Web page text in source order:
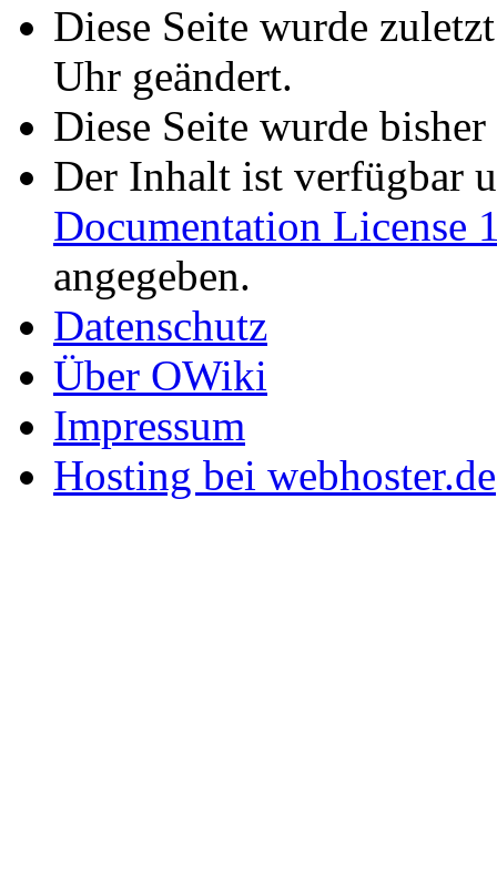
Diese Seite wurde
Uhr geändert.
Diese Seite wurde
Der Inhalt ist verfügbar
Documentation License
angegeben.
Datenschutz
Über OWiki
Impressum
Hosting bei webhoster.de